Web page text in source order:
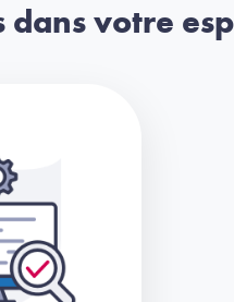
votre